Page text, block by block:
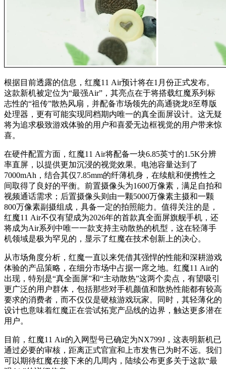
根据目前透露的信息，红魔11 Air预计将在1月份正式发布。
这款新机被定位为“最强Air”，其亮点在于将搭载红魔系列标
志性的“祖传”散热风扇，并配备市场领先的高通骁龙8至尊版
处理器，更有可能实现同档期内唯一的真全面屏设计。这无疑
将为追求极致游戏体验的用户和喜爱无边框视觉的用户带来惊
喜。
在硬件配置方面，红魔11 Air将配备一块6.85英寸的1.5K分辨
率直屏，以提供更加沉浸的视觉效果。电池容量达到了
7000mAh，结合其仅7.85mm的纤薄机身，在续航和便携性之
间取得了良好的平衡。前置摄像头为1600万像素，满足自拍和
视频通话需求；后置摄像头则由一颗5000万像素主摄和一颗
800万像素副摄组成，具备一定的拍照能力。值得关注的是，
红魔11 Air不仅有望成为2026年的首款真全面屏旗舰手机，还
将成为Air系列中唯一一款支持主动散热的机型，这在轻薄手
机领域是极为罕见的，显示了红魔在技术创新上的决心。
从市场角度分析，红魔一直以来凭借其强悍的性能和深耕游戏
体验的产品策略，在细分市场中占据一席之地。红魔11 Air的
出现，特别是“真全面屏”和“主动散热”这两个卖点，有望吸引
更广泛的用户群体，包括那些对手机颜值和散热性能都有较高
要求的消费者，而不仅仅是硬核游戏玩家。同时，其轻薄化的
设计也意味着红魔正在尝试拓宽产品线的边界，触达更多潜在
用户。
目前，红魔11 Air的入网型号已确定为NX799J，这表明新机已
通过必要的审核，距离正式官宣和上市发售已为时不远。我们
可以期待红魔在接下来的几周内，陆续公布更多关于这款“最